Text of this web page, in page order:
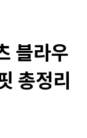
블라우
총정리